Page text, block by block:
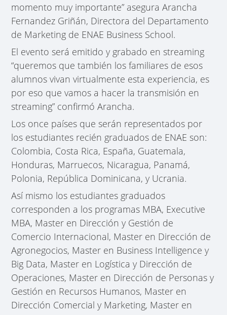
momento muy importante” asegura Arancha
Fernandez Griñán, Directora del Departamento
de Marketing de ENAE Business School.
El evento será emitido y grabado en streaming
“queremos que también los familiares de esos
alumnos vivan virtualmente esta experiencia, es
por eso que vamos a hacer la transmisión en
streaming” confirmó Arancha.
Los once países que serán representados por
los estudiantes recién graduados de ENAE son:
Colombia, Costa Rica, España, Guatemala,
Honduras, Marruecos, Nicaragua, Panamá,
Polonia, República Dominicana, y Ucrania.
Así mismo los estudiantes graduados
corresponden a los programas MBA, Executive
MBA, Master en Dirección y Gestión de
Comercio Internacional, Master en Dirección de
Agronegocios, Master en Business Intelligence y
Big Data, Master en Logística y Dirección de
Operaciones, Master en Dirección de Personas y
Gestión en Recursos Humanos, Master en
Dirección Comercial y Marketing, Master en